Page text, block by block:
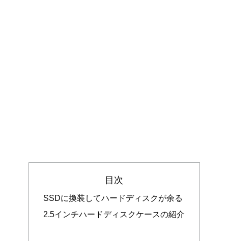
目次
SSDに換装してハードディスクが余る
2.5インチハードディスクケースの紹介